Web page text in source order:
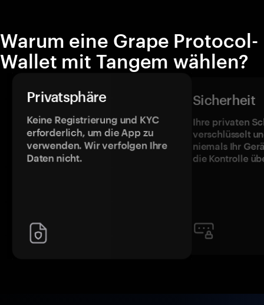
Warum eine Grape Protocol-
Wallet mit Tangem wählen?
Privatsphäre
Keine Registrierung und KYC
erforderlich, um die App zu
verwenden. Wir verfolgen Ihre
Daten nicht.
Sicherheit
Ihre privaten
verschlüsselt
niemals Ihr
die Kontrolle